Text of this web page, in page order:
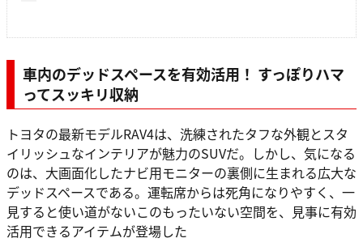
車内のデッドスペースを有効活用！ すっぽりハマ
ってスッキリ収納
トヨタの最新モデルRAV4は、洗練されたタフな外観とスタ
イリッシュなインテリアが魅力のSUVだ。しかし、気になる
のは、大画面化したナビ用モニターの裏側に生まれる広大な
デッドスペースである。運転席からは死角になりやすく、一
見すると使い道がないこのもったいない空間を、見事に有効
活用できるアイテムが登場した